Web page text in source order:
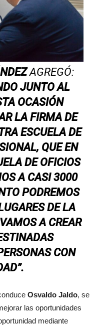
AGREGÓ:
JUNTO AL
OCASIÓN
LA FIRMA DE
ESCUELA DE
QUE EN
DE OFICIOS
A CASI 3000
PODREMOS
DE LA
A CREAR
CON
Osvaldo Jaldo, se
las oportunidades
mediante